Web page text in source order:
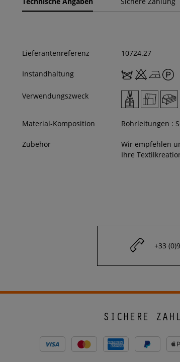
Lieferantenreferenz 10724.27
Instandhaltung
Verwendungszweck
Material-Komposition Rohrleitungen :
Zubehör Wir empfehlen
Ihre
+33
SICHERE